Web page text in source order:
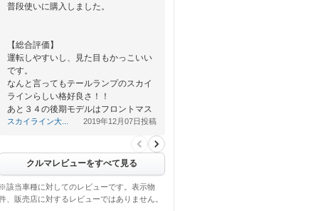
普段使いに購入しました。
【総合評価】
運転しやすいし、見た目もかっこいい
です。
なんと言ってもテールランプのスカイ
ラインらしい格好良さ！！
あと３４の後期モデルはフロントマス
クが格好いい！！…
スカイライン大... 2019年12月07日投稿
クルマレビューをすべて見る
※該当車種に対してのレビューです。表示物
、販売店に対するレビューではありません。